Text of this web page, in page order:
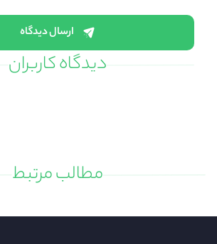
ارسال دیدگاه
دیدگاه کاربران
مطالب مرتبط